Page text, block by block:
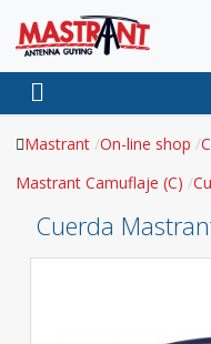
Mastrant On-line shop
Mastrant Camuflaje (C)
Cuerda